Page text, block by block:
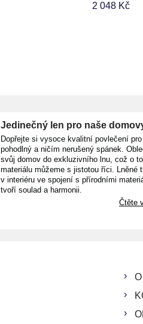
2 048 Kč
Jedinečný len pro naše
Dopřejte si vysoce kvalitní povlečení pro
pohodlný a ničím nerušený spánek.
svůj domov do exkluzivního lnu, což o
materiálu můžeme s jistotou říci. Lněné
v interiéru ve spojení s přírodními
tvoří soulad a harmonii.
Čtěte